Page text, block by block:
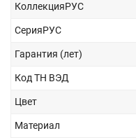
КоллекцияРУС
СерияРУС
Гарантия (лет)
Код ТН ВЭД
Цвет
Материал